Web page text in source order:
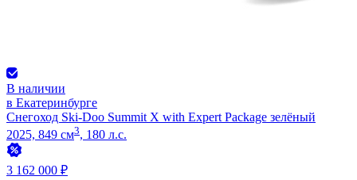
В наличии
в Екатеринбурге
Снегоход Ski-Doo Summit X with Expert Package зелёный
2025, 849 см3, 180 л.с.
3 162 000 ₽